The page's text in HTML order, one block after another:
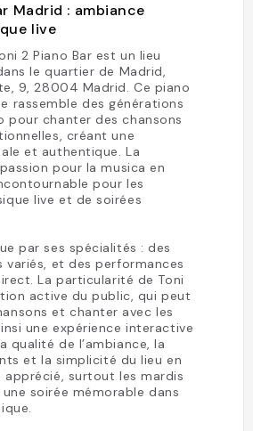
Madrid : ambiance
live
2 Piano Bar est un lieu
le quartier de Madrid,
9, 28004 Madrid. Ce piano
rassemble des générations
pour chanter des chansons
créant une
et authentique. La
pour la musica en
pour les
live et de soirées
par ses spécialités : des
variés, et des performances
La particularité de Toni
active du public, qui peut
et chanter avec les
une expérience interactive
qualité de l’ambiance, la
et la simplicité du lieu en
surtout les mardis
soirée mémorable dans